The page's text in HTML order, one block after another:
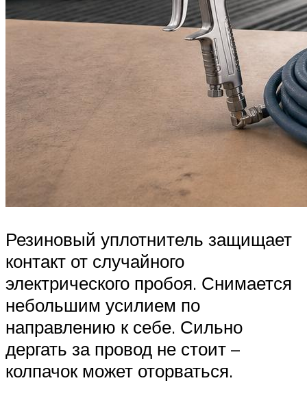
Резиновый уплотнитель защищает
контакт от случайного
электрического пробоя. Снимается
небольшим усилием по
направлению к себе. Сильно
дергать за провод не стоит –
колпачок может оторваться.